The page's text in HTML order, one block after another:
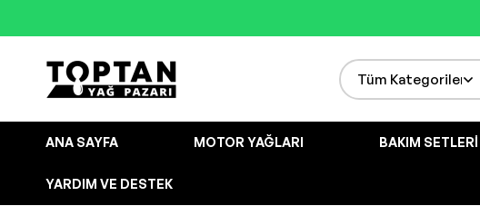
ANA SAYFA MOTOR YAĞLARI BAKIM SETLERI
YARDIM VE DESTEK